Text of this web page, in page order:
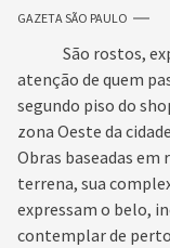
GAZETA SÃO PAULO
São rostos,
atenção de quem
segundo piso do
zona Oeste da
Obras baseadas em
terrena, sua
expressam o belo,
contemplar de